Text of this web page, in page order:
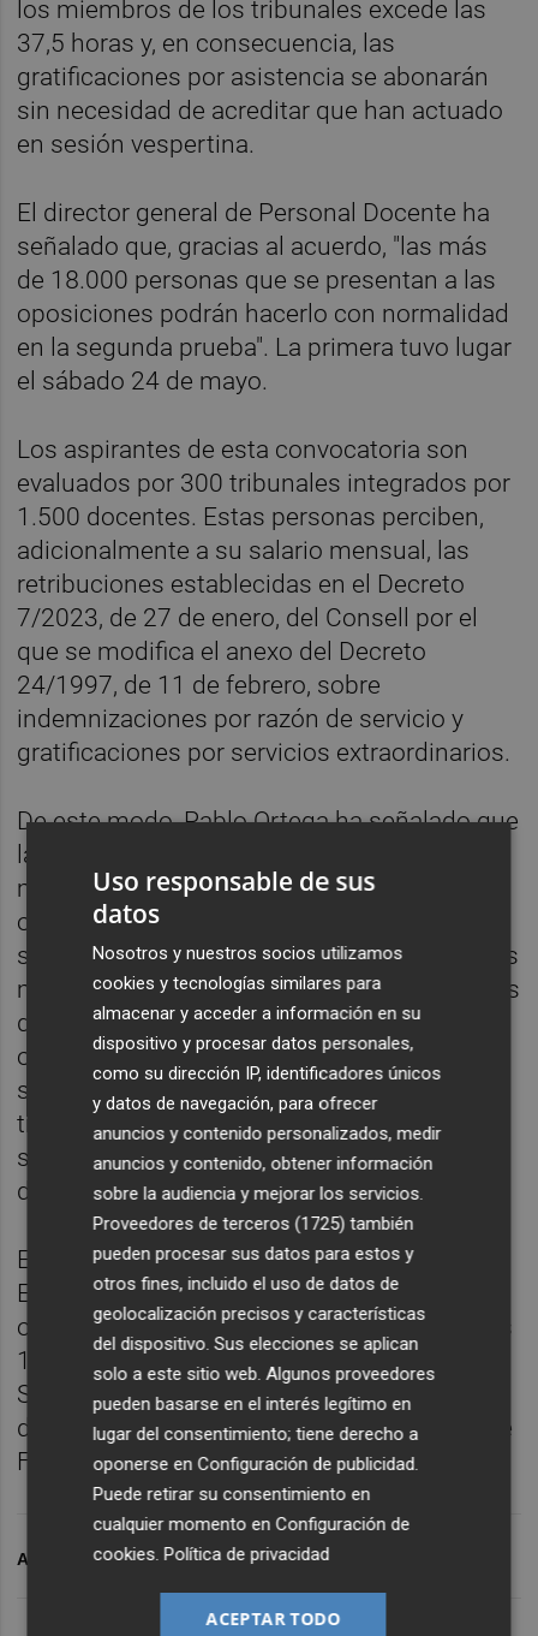
los miembros de los tribunales excede las
37,5 horas y, en consecuencia, las
gratificaciones por asistencia se abonarán
sin necesidad de acreditar que han actuado
en sesión vespertina.
El director general de Personal Docente ha
señalado que, gracias al acuerdo, "las más
de 18.000 personas que se presentan a las
oposiciones podrán hacerlo con normalidad
en la segunda prueba". La primera tuvo lugar
el sábado 24 de mayo.
Los aspirantes de esta convocatoria son
evaluados por 300 tribunales integrados por
1.500 docentes. Estas personas perciben,
adicionalmente a su salario mensual, las
retribuciones establecidas en el Decreto
7/2023, de 27 de enero, del Consell por el
que se modifica el anexo del Decreto
24/1997, de 11 de febrero, sobre
indemnizaciones por razón de servicio y
gratificaciones por servicios extraordinarios.
De este modo, Pablo Ortega ha señalado que
la Conselleria de Educación "siempre ha
mostrado voluntad de diálogo con las
organizaciones sindicales, que han
solicitado este cambio reiteradamente en las
mesas sectoriales". De igual manera, ante las
dificultades del actual modelo de
oposiciones, se está negociando un nuevo
sistema que libere a los miembros de los
tribunales de sus funciones docentes,
sustituyéndolos en sus centros, mientras
dura el proceso selectivo.
En este proceso selectivo, la Conselleria de
Educación, Cultura, Universidades y Empleo
oferta un total de 1.607 plazas, de las cuales
1.590 corresponden a 33 especialidades de
Secundaria, seis de EOI, dos para profesores
de música, siete para sectores singulares de
FP y dos para profesores de artes plásticas.
ARCHIVADO EN OPOSICIONES EMPLEO PÚBLICO
Uso responsable de sus
datos
Nosotros y nuestros socios utilizamos
cookies y tecnologías similares para
almacenar y acceder a información en su
dispositivo y procesar datos personales,
como su dirección IP, identificadores únicos
y datos de navegación, para ofrecer
anuncios y contenido personalizados, medir
anuncios y contenido, obtener información
sobre la audiencia y mejorar los servicios.
Proveedores de terceros (1725) también
pueden procesar sus datos para estos y
otros fines, incluido el uso de datos de
geolocalización precisos y características
del dispositivo. Sus elecciones se aplican
solo a este sitio web. Algunos proveedores
pueden basarse en el interés legítimo en
lugar del consentimiento; tiene derecho a
oponerse enConfiguración de publicidad
Puede retirar su consentimiento en
cualquier momento enConfiguración de
cookies .Política de privacidad
ACEPTAR TODO